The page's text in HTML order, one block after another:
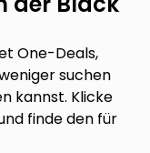
One-Deals,
suchen
kannst. Klicke
finde den für